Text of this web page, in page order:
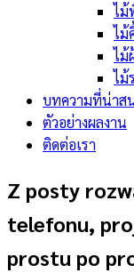
ไ
ไม้
ไม้
ไม้
บทความที่น่าส
ตัวอย่างผลงาน
ติดต่อเรา
Z posty
telefonu,
prostu po